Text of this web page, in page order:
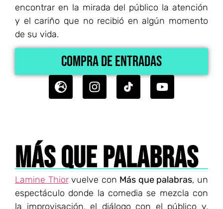
encontrar en la mirada del público la atención
y el cariño que no recibió en algún momento
de su vida.
Compra de Entradas
MÁS QUE PALABRAS
Lamine Thiorvuelve con Más que palabras, un
espectáculo donde la comedia se mezcla con
la improvisación, el diálogo con el público y,